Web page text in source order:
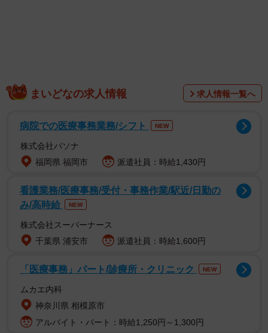
まいどなの求人情報 求人情報一覧へ
病院での医療事務業務/シフト NEW
株式会社パソナ
福岡県 福岡市
派遣社員：時給1,430円
看護業務/医療事務/受付・事務作業/駅近/日勤の
み/高時給
NEW
株式会社スーパーナース
千葉県 浦安市
派遣社員：時給1,600円
「医療事務」パート/診療所・クリニック NEW
ムカエ内科
神奈川県 相模原市
アルバイト・パート：時給1,250円～1,300円